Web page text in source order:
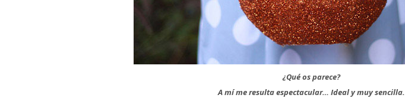
¿Qué os parece?
A mí me resulta espectacular… Ideal y muy sencilla.